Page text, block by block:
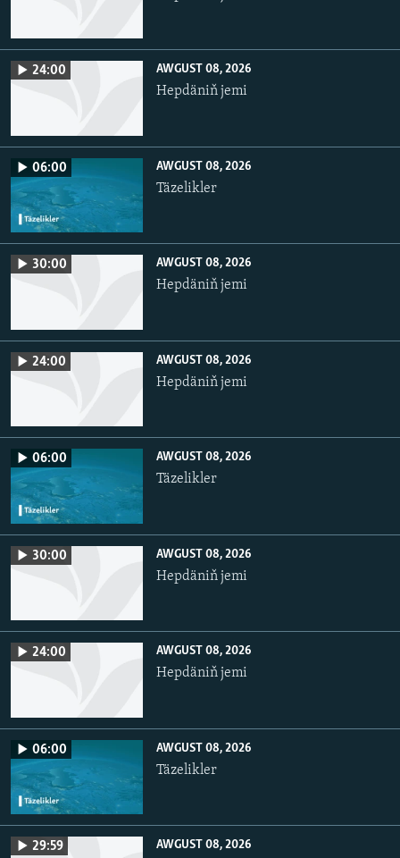
24:00 AWGUST 08, 2026
Hepdäniň jemi
06:00 AWGUST 08, 2026
Täzelikler
30:00 AWGUST 08, 2026
Hepdäniň jemi
24:00 AWGUST 08, 2026
Hepdäniň jemi
06:00 AWGUST 08, 2026
Täzelikler
30:00 AWGUST 08, 2026
Hepdäniň jemi
24:00 AWGUST 08, 2026
Hepdäniň jemi
06:00 AWGUST 08, 2026
Täzelikler
29:59 AWGUST 08, 2026